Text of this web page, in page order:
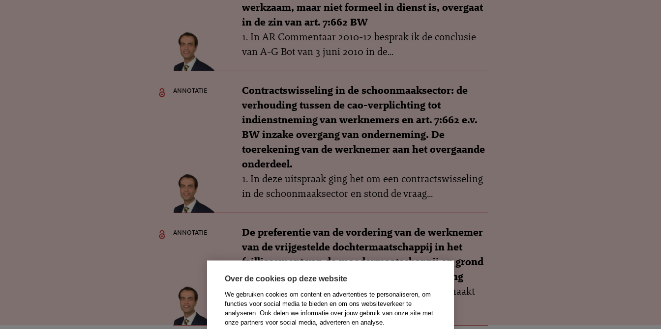
Over de cookies op deze website
We gebruiken cookies om content en advertenties te personaliseren, om
functies voor social media te bieden en om ons websiteverkeer te
analyseren. Ook delen we informatie over jouw gebruik van onze site met
onze partners voor social media, adverteren en analyse.
werkzaam, maar niet formeel in dienst is, overgaat
in de zin van art. 7:662 BW
1. In AR Commentaar 2010-12 besprak ik de conclusie
van A-G Bot van 3 juni 2010 in de...
annotatie
Contractswisseling in de schoonmaaksector: de
verhouding tussen de cao-verplichting tot
indienstneming van werknemers en art. 7:662 e.v.
BW inzake overgang van onderneming. De
toerekening van de werknemer aan het overgaande
onderdeel.
1. In deze uitspraak ging het om een contractswisseling
in de schoonmaaksector en stond de vraag...
annotatie
De preferentie van de vordering van de werknemer
van de vrijgestelde dochtermaatschappij in het
faillissement van de moedermaatschappij op grond
van de door haar gedeponeerde 403-verklaring
Wanneer binnen een concern gebruik wordt gemaakt
van de in Boek 2 BW opgenomen...